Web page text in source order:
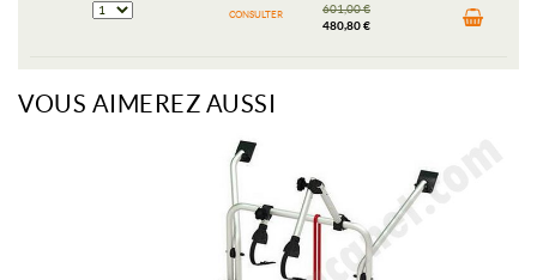
CONSULTER
601,00 €
480,80 €
VOUS AIMEREZ AUSSI